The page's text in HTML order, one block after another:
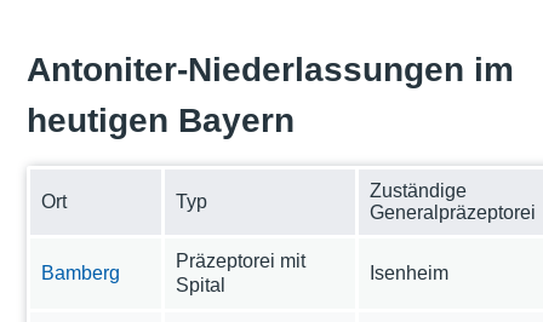
Antoniter-Niederlassungen im
heutigen Bayern
Ort Typ
Zuständige
Generalpräzeptorei
Bamberg
Präzeptorei mit
Spital
Isenheim